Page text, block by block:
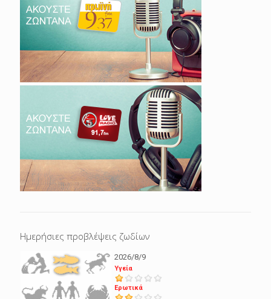
Ημερήσιες προβλέψεις ζωδίων
2026/8/9
Υγεία
Ερωτικά